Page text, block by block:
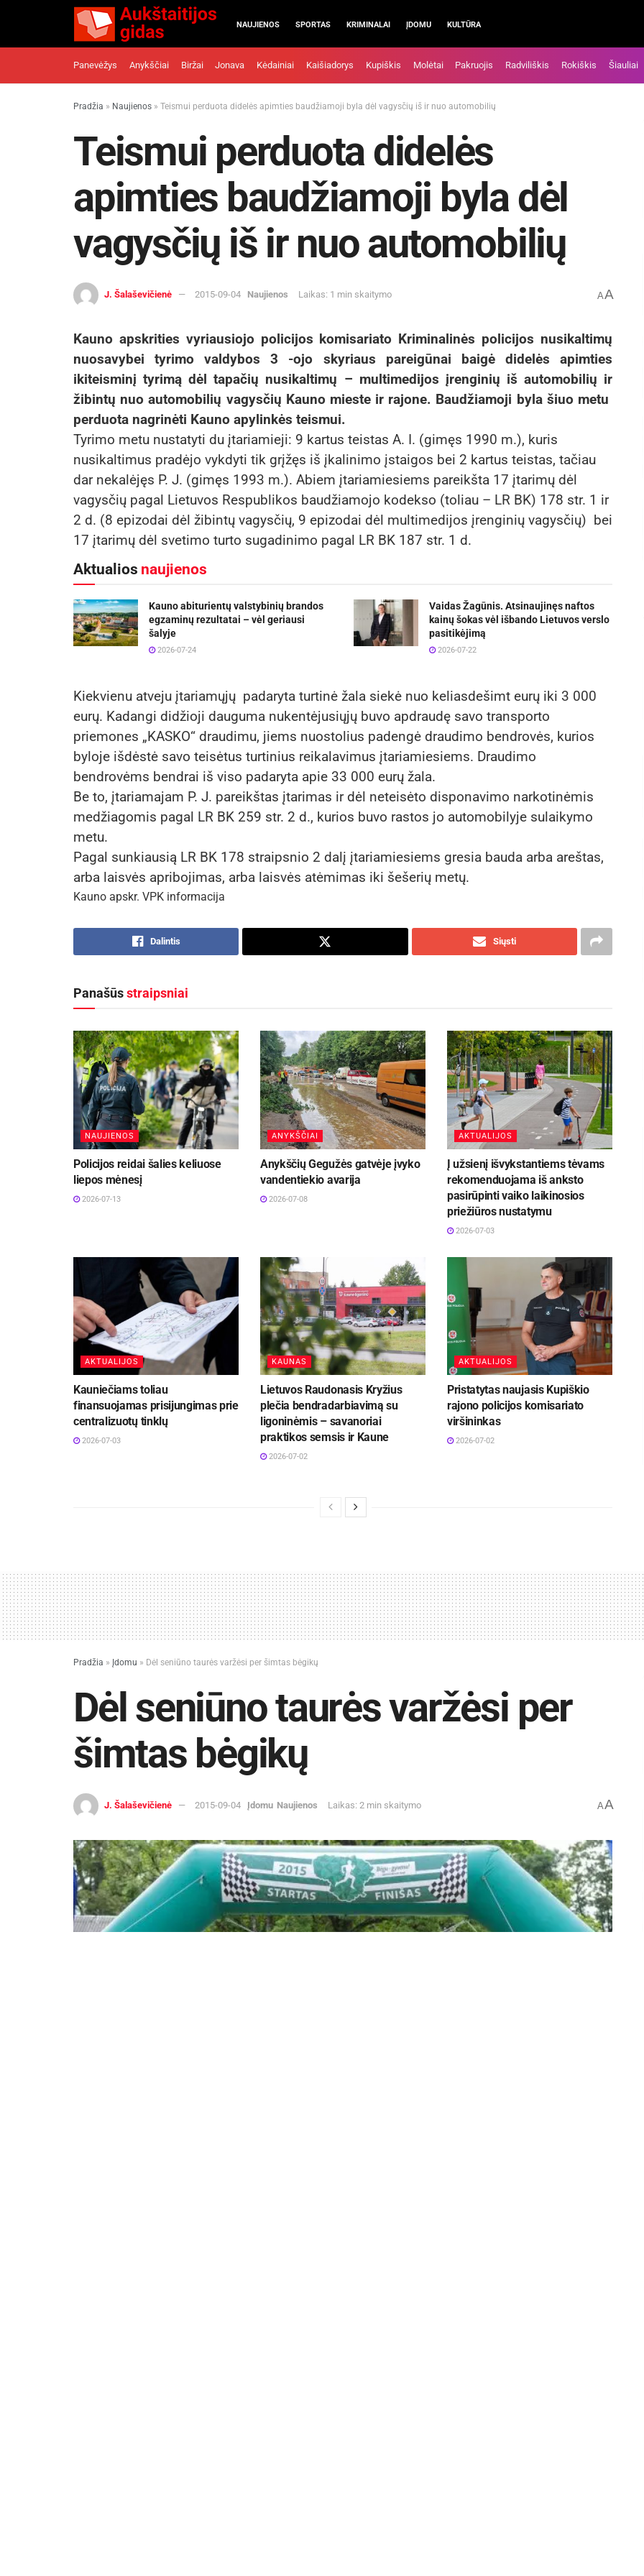
NAUJIENOS SPORTAS KRIMINALAI ĮDOMU KULTŪRA
Panevėžys Anykščiai Biržai Jonava Kėdainiai Kaišiadorys Kupiškis Molėtai Pakruojis Radviliškis Rokiškis Šiauliai
Pradžia » Naujienos » Teismui perduota didelės apimties baudžiamoji byla dėl vagysčių iš ir nuo automobilių
Teismui perduota didelės
apimties baudžiamoji byla dėl
vagysčių iš ir nuo automobilių
J. Šalaševičienė 2015-09-04 Naujienos Laikas: 1 min skaitymo AA
Kauno apskrities vyriausiojo policijos komisariato Kriminalinės policijos nusikaltimų
nuosavybei tyrimo valdybos 3 -ojo skyriaus pareigūnai baigė didelės apimties
ikiteisminį tyrimą dėl tapačių nusikaltimų – multimedijos įrenginių iš automobilių ir
žibintų nuo automobilių vagysčių Kauno mieste ir rajone. Baudžiamoji byla šiuo metu
perduota nagrinėti Kauno apylinkės teismui.
Tyrimo metu nustatyti du įtariamieji: 9 kartus teistas A. I. (gimęs 1990 m.), kuris
nusikaltimus pradėjo vykdyti tik grįžęs iš įkalinimo įstaigos bei 2 kartus teistas, tačiau
dar nekalėjęs P. J. (gimęs 1993 m.). Abiem įtariamiesiems pareikšta 17 įtarimų dėl
vagysčių pagal Lietuvos Respublikos baudžiamojo kodekso (toliau – LR BK) 178 str. 1 ir
2 d. (8 epizodai dėl žibintų vagysčių, 9 epizodai dėl multimedijos įrenginių vagysčių) bei
17 įtarimų dėl svetimo turto sugadinimo pagal LR BK 187 str. 1 d.
Aktualios naujienos
Kauno abiturientų valstybinių brandos
egzaminų rezultatai – vėl geriausi
šalyje
2026-07-24
Vaidas Žagūnis. Atsinaujinęs naftos
kainų šokas vėl išbando Lietuvos verslo
pasitikėjimą
2026-07-22
Kiekvienu atveju įtariamųjų padaryta turtinė žala siekė nuo keliasdešimt eurų iki 3 000
eurų. Kadangi didžioji dauguma nukentėjusiųjų buvo apdraudę savo transporto
priemones „KASKO“ draudimu, jiems nuostolius padengė draudimo bendrovės, kurios
byloje išdėstė savo teisėtus turtinius reikalavimus įtariamiesiems. Draudimo
bendrovėms bendrai iš viso padaryta apie 33 000 eurų žala.
Be to, įtariamajam P. J. pareikštas įtarimas ir dėl neteisėto disponavimo narkotinėmis
medžiagomis pagal LR BK 259 str. 2 d., kurios buvo rastos jo automobilyje sulaikymo
metu.
Pagal sunkiausią LR BK 178 straipsnio 2 dalį įtariamiesiems gresia bauda arba areštas,
arba laisvės apribojimas, arba laisvės atėmimas iki šešerių metų.
Kauno apskr. VPK informacija
Dalintis Siųsti
Panašūsstraipsniai
NAUJIENOS
Policijos reidai šalies keliuose
liepos mėnesį
2026-07-13
ANYKŠČIAI
Anykščių Gegužės gatvėje įvyko
vandentiekio avarija
2026-07-08
AKTUALIJOS
Į užsienį išvykstantiems tėvams
rekomenduojama iš anksto
pasirūpinti vaiko laikinosios
priežiūros nustatymu
2026-07-03
AKTUALIJOS
Kauniečiams toliau
finansuojamas prisijungimas prie
centralizuotų tinklų
2026-07-03
KAUNAS
Lietuvos Raudonasis Kryžius
plečia bendradarbiavimą su
ligoninėmis – savanoriai
praktikos semsis ir Kaune
2026-07-02
AKTUALIJOS
Pristatytas naujasis Kupiškio
rajono policijos komisariato
viršininkas
2026-07-02
Pradžia » Įdomu » Dėl seniūno taurės varžėsi per šimtas bėgikų
Dėl seniūno taurės varžėsi per
šimtas bėgikų
J. Šalaševičienė 2015-09-04 Įdomu Naujienos Laikas: 2 min skaitymo AA